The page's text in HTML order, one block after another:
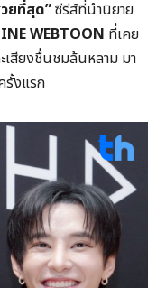
ยที่สุด”ซีรีส์ที่นำนิยาย
WEBTOON ที่เคย
เสียงชื่นชมล้นหลาม มา
รั้งแรก